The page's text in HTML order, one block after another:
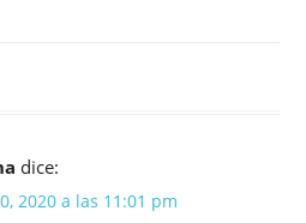
dice:
2020 a las 11:01 pm